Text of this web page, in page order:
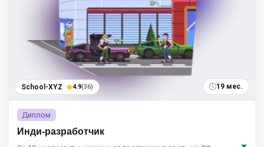
School-XYZ 4.9(36) 19 мес.
Диплом
Инди-разработчик